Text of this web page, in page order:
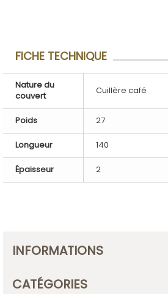
FICHE TECHNIQUE
Nature du
couvert
Cuillère café
Poids 27
Longueur 140
Épaisseur 2
INFORMATIONS
CATÉGORIES